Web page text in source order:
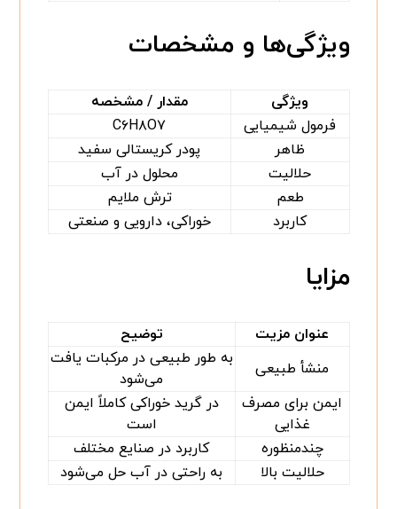
ویژگی‌ها و مشخصات
ویژگی
مقدار / مشخصه
فرمول شیمیایی
C۶H۸O۷
ظاهر
پودر کریستالی سفید
حلالیت
محلول در آب
طعم
ترش ملایم
کاربرد
خوراکی، دارویی و صنعتی
مزایا
عنوان مزیت
توضیح
منشأ طبیعی
به طور طبیعی در مرکبات یافت
می‌شود
ایمن برای مصرف
غذایی
در گرید خوراکی کاملاً ایمن
است
چندمنظوره
کاربرد در صنایع مختلف
حلالیت بالا
به راحتی در آب حل می‌شود